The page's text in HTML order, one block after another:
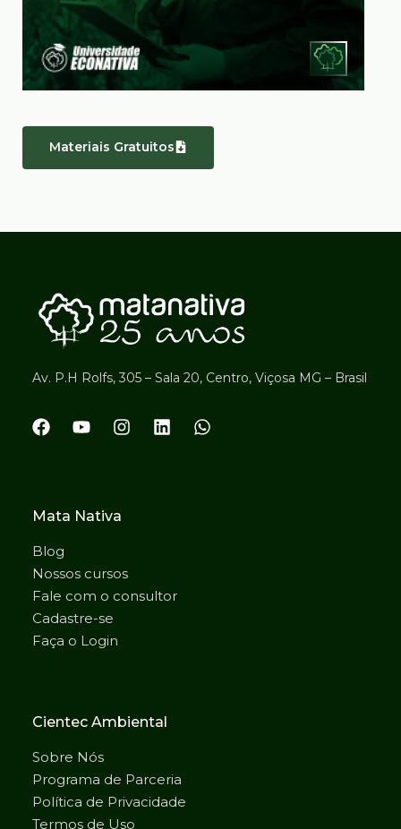
Materiais Gratuitos
Av. P.H Rolfs, 305 – Sala 20, Centro, Viçosa MG – Brasil
Mata Nativa
Blog
Nossos cursos
Fale com o consultor
Cadastre-se
Faça o Login
Cientec Ambiental
Sobre Nós
Programa de Parceria
Política de Privacidade
Termos de Uso